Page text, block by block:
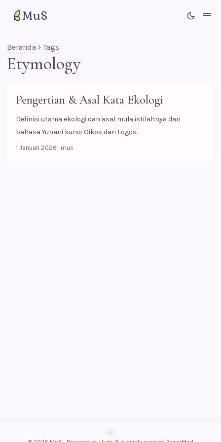
MuS
Beranda Tags
Etymology
Pengertian & Asal Kata Ekologi
Definisi utama ekologi dan asal mula istilahnya dari
bahasa Yunani kuno: Oikos dan Logos.
1 Januari 2026 · mus